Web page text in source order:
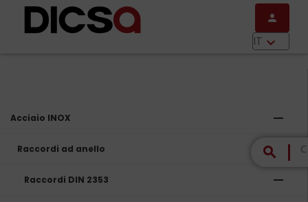
Salta al contenuto principale
person
IT keyboard_arrow_down
search
Acciaio INOX remove
Raccordi ad anello remove
Raccordi DIN 2353 remove